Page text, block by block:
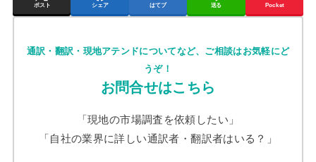
ポスト シェア はてブ 送る Pocket
通訳・翻訳・現地アテンドについてなど、ご相談はお気軽にど
うぞ！
お問合せはこちら
「現地の市場調査を依頼したい」
「自社の業界に詳しい通訳者・翻訳者はいる？」